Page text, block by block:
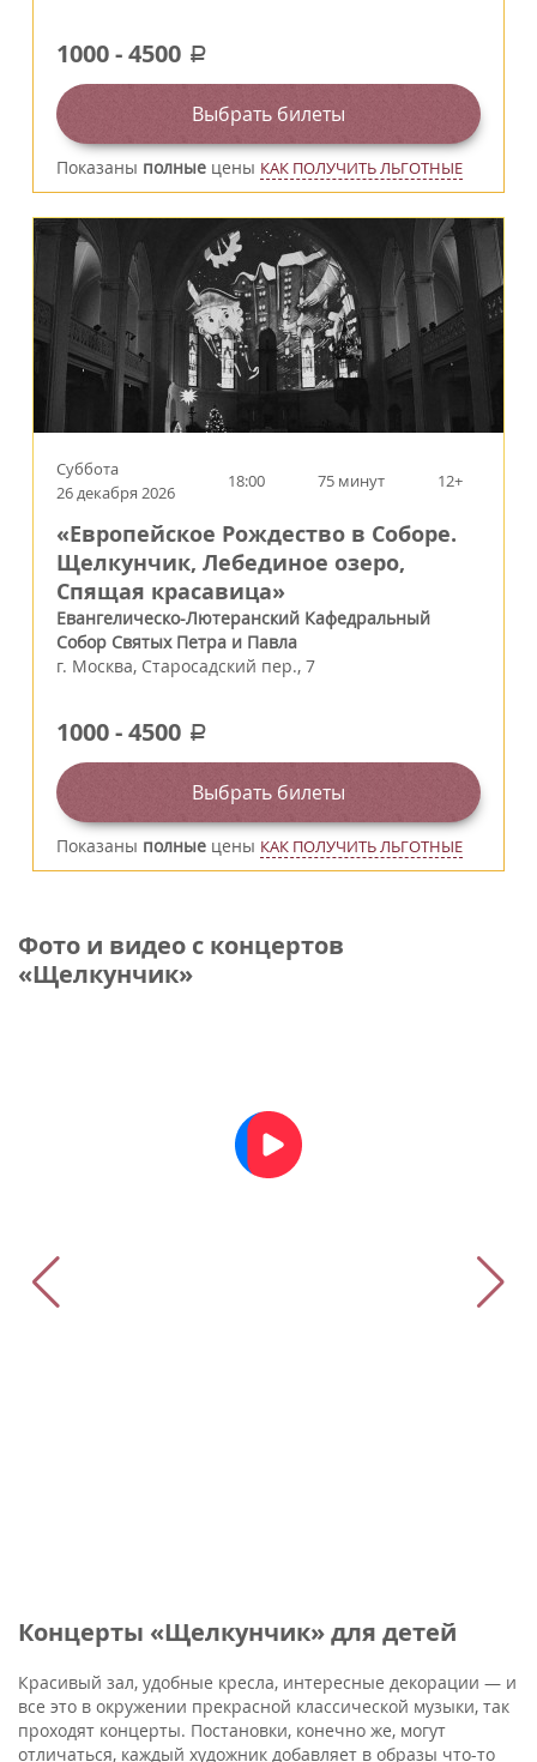
1000-4500 a
Выбрать билеты
Показаны полные цены КАК ПОЛУЧИТЬ ЛЬГОТНЫЕ
Суббота
26 декабря 2026
18:00 75 минут 12+
«Европейское Рождество в Соборе.
Щелкунчик, Лебединое озеро,
Спящая красавица»
Евангелическо-Лютеранский Кафедральный
Собор Святых Петра и Павла
г. Москва, Старосадский пер., 7
1000-4500 a
Выбрать билеты
Показаны полные цены КАК ПОЛУЧИТЬ ЛЬГОТНЫЕ
Фото и видео с концертов
«Щелкунчик»
Концерты «Щелкунчик» для детей
Красивый зал, удобные кресла, интересные декорации — и
все это в окружении прекрасной классической музыки, так
проходят концерты. Постановки, конечно же, могут
отличаться, каждый художник добавляет в образы что-то